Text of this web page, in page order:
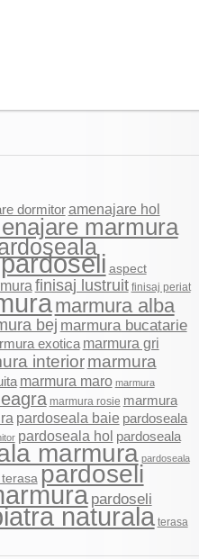
dormitor amenajare hol
marmura
aspect
finisaj lustruit finisaj periat
marmura alba
bej marmura bucatarie
exotica marmura gri
interior marmura
marmura maro marmura
marmura rosie marmura
pardoseala baie pardoseala
pardoseala hol pardoseala
marmura pardoseala
pardoseli
pardoseli
naturala terasa